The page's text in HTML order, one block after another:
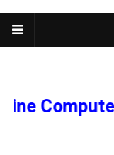
Computer